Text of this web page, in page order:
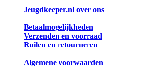
Jeugdkeeper.nl over ons
Betaalmogelijkheden
Verzenden en voorraad
Ruilen en retourneren
Algemene voorwaarden